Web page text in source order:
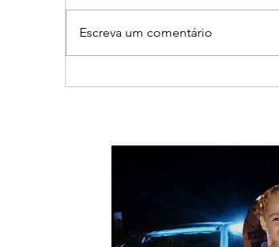
registrado? Entenda o que
Escreva um comentário